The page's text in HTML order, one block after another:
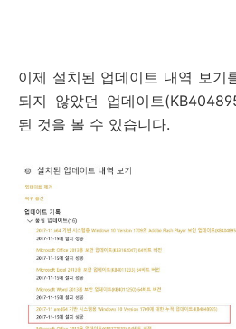
이제 설치된 업데이트 내역 보기
되지 않았던 업데이트
된 것을 볼 수 있습니다.